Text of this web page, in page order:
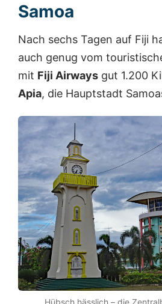
Samoa
Nach sechs Tagen auf Fiji
auch genug vom
mit Fiji Airways gut 1.200
Apia, die Hauptstadt
Hübsch hässlich – die